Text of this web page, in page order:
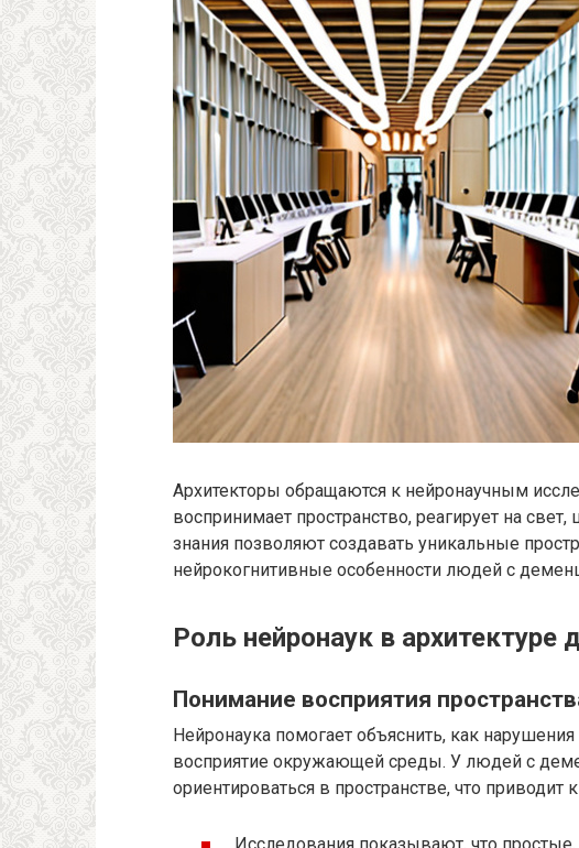
Архитекторы обращаются к нейронаучным
воспринимает пространство, реагирует на
знания позволяют создавать уникальные
нейрокогнитивные особенности людей с
Роль нейронаук в архитектуре
Понимание восприятия
Нейронаука помогает объяснить, как
восприятие окружающей среды. У людей с
ориентироваться в пространстве, что приводит